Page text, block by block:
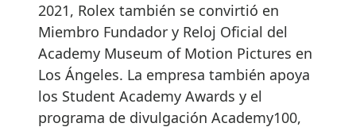
2021, Rolex también se convirtió en
Miembro Fundador y Reloj Oficial del
Academy Museum of Motion Pictures en
Los Ángeles. La empresa también apoya
los Student Academy Awards y el
programa de divulgación Academy100,